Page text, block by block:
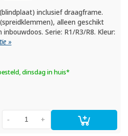
inclusief draagframe.
alleen geschikt
Serie: R1/R3/R8. Kleur:
»
dinsdag in huis*
+
-